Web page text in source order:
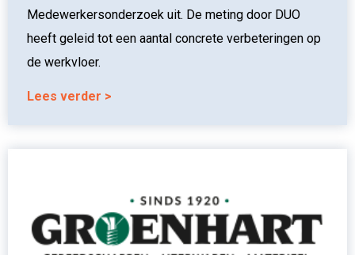
Medewerkersonderzoek uit. De meting door DUO
heeft geleid tot een aantal concrete verbeteringen op
de werkvloer.
Lees verder